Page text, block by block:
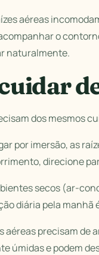
aéreas
o
naturalmente.
dos mesmos
por imersão, as
direcione
secos (ar-
diária pela manhã
aéreas precisam de
úmidas e podem